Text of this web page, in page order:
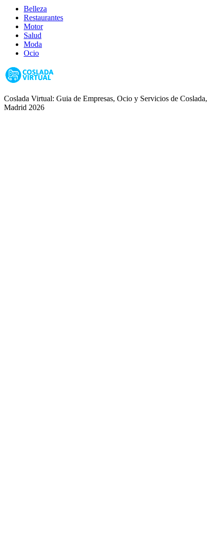
Belleza
Restaurantes
Motor
Salud
Moda
Ocio
Coslada Virtual: Guia de Empresas, Ocio y Servicios de Coslada,
Madrid 2026